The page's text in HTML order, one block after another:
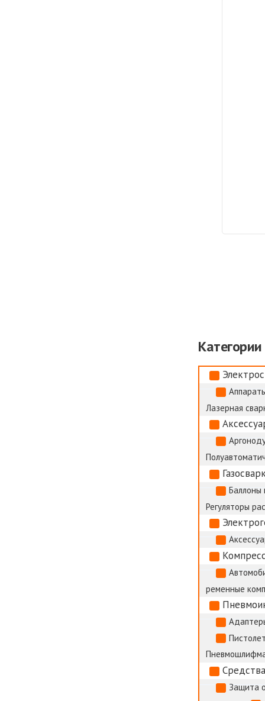
Категории
Лазерная
Баллоны
Регуляторы
ременные
Защита